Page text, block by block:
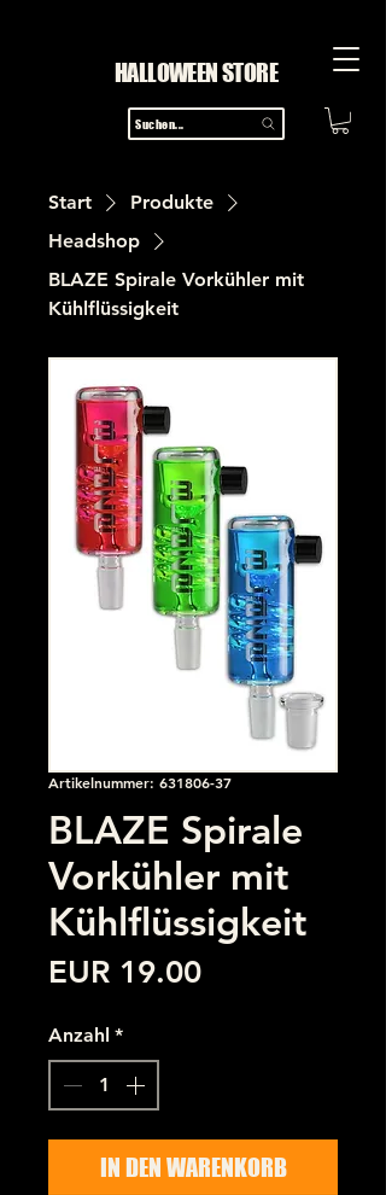
HALLOWEEN STORE
Suchen...
Start
Produkte
Headshop
BLAZE Spirale Vorkühler mit
Kühlflüssigkeit
Artikelnummer: 631806-37
BLAZE Spirale
Vorkühler mit
Kühlflüssigkeit
EUR 19.00Preis
Anzahl *
IN DEN WARENKORB